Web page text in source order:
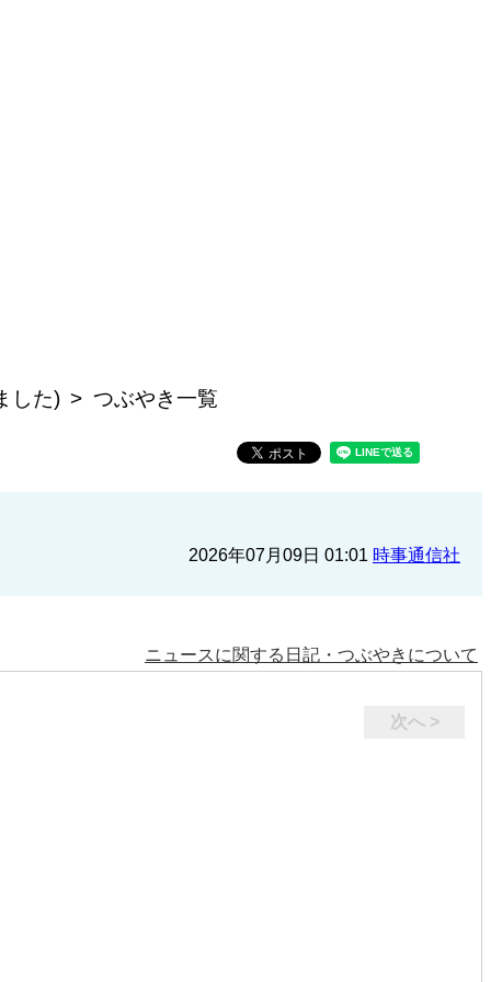
した) つぶやき一覧
2026年07月09日 01:01 時事通信社
ニュースに関する日記・つぶやきについて
次へ >